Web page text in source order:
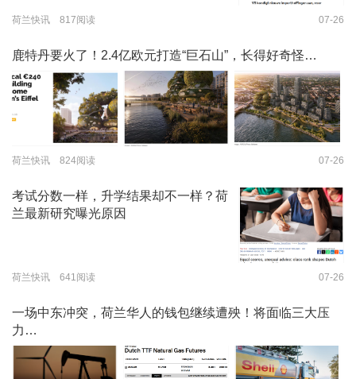
荷兰快讯 817阅读 07-26
鹿特丹要火了！2.4亿欧元打造“巨石山”，长得好奇怪…
荷兰快讯 824阅读 07-26
考试分数一样，升学结果却不一样？荷
兰最新研究曝光原因
荷兰快讯 641阅读 07-26
一场中东冲突，荷兰华人的钱包继续遭殃！将面临三大压
力…